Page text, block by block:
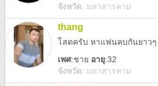
จังหวัด: มหาสารคาม
thang
โสดครับ หาแฟนคบกันยาวๆ
เพศ:ชาย อายุ:32
จังหวัด: มหาสารคาม